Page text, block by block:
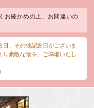
お確かめの上、お間違いの
、その他記念日がございま
素敵な物を、ご準備いたし